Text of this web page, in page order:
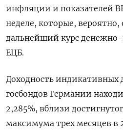
инфляции и показателей
неделе, которые, вероятно,
дальнейший курс
ЕЦБ.
Доходность индикативных
госбондов Германии
2,285%, вблизи
максимума трех месяцев в